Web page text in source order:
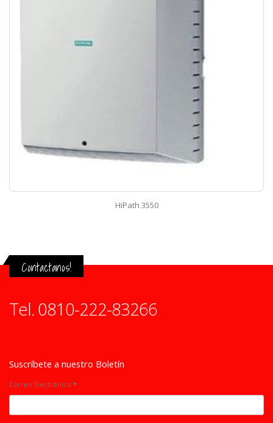
HiPath 3550
Contactanos!
Tel. 0810-222-83266
Suscríbete a nuestro Boletín
Correo Electrónico *